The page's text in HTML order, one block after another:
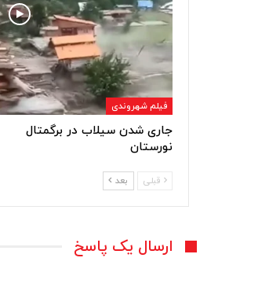
فیلم شهروندی
جاری شدن سیلاب در برگمتال
نورستان
قبلی بعد
ارسال یک پاسخ